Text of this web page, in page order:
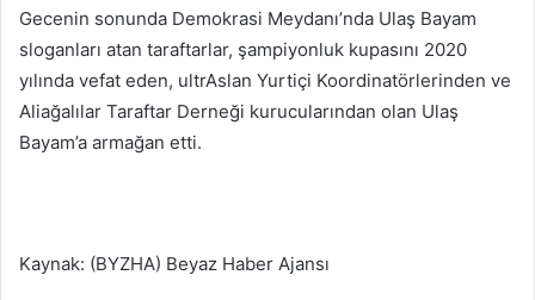
Gecenin sonunda Demokrasi Meydanı’nda Ulaş Bayam
sloganları atan taraftarlar, şampiyonluk kupasını 2020
yılında vefat eden, ultrAslan Yurtiçi Koordinatörlerinden ve
Aliağalılar Taraftar Derneği kurucularından olan Ulaş
Bayam’a armağan etti.
Kaynak: (BYZHA) Beyaz Haber Ajansı